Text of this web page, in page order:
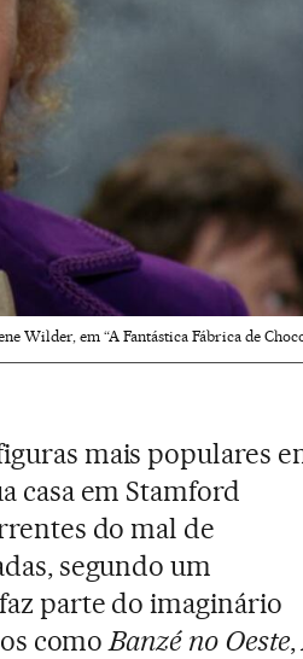
Wilder, em “A Fantástica Fábrica de
mais populares
casa em Stamford
do mal de
segundo um
parte do imaginário
comoBanzé no Oeste,